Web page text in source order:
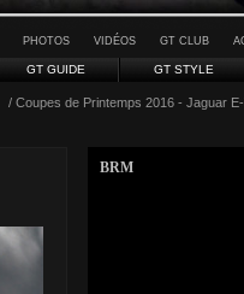
PHOTOS VIDÉOS GT CLUB
GT GUIDE GT STYLE
/ Coupes de Printemps 2016 - Jaguar
BRM